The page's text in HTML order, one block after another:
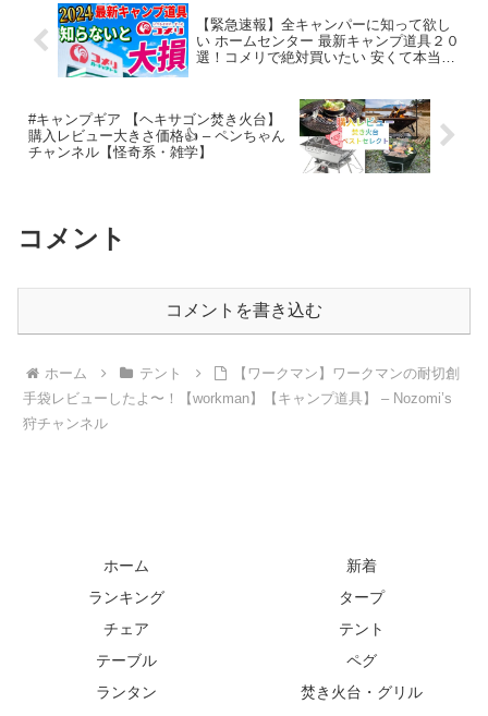
【緊急速報】全キャンパーに知って欲し
い ホームセンター 最新キャンプ道具２０
選！コメリで絶対買いたい 安くて本当に
ヤミツキソロキャンプ
#キャンプギア 【ヘキサゴン焚き火台】
購入レビュー大きさ価格👍 – ペンちゃん
チャンネル【怪奇系・雑学】
コメント
コメントを書き込む
ホーム テント
【ワークマン】ワークマンの耐切創
手袋レビューしたよ〜！【workman】【キャンプ道具】 – Nozomi’s
狩チャンネル
ホーム
新着
ランキング
タープ
チェア
テント
テーブル
ペグ
ランタン
焚き火台・グリル